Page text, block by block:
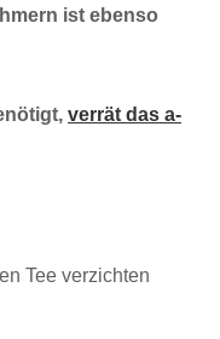
ist ebenso
verrät das a-
Tee verzichten